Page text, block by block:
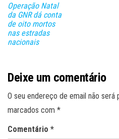
Operação Natal
da GNR dá conta
de oito mortos
nas estradas
nacionais
Deixe um comentário
O seu endereço de email não será
marcados com *
Comentário *